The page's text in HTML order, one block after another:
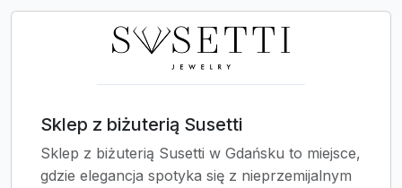
Sklep z biżuterią Susetti
Sklep z biżuterią Susetti w Gdańsku to miejsce,
gdzie elegancja spotyka się z nieprzemijalnym